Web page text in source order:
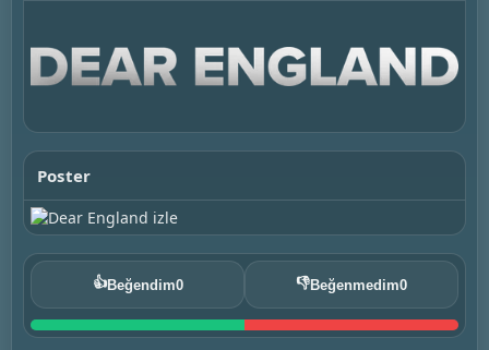
Poster
👍Beğendim0 👎Beğenmedim0